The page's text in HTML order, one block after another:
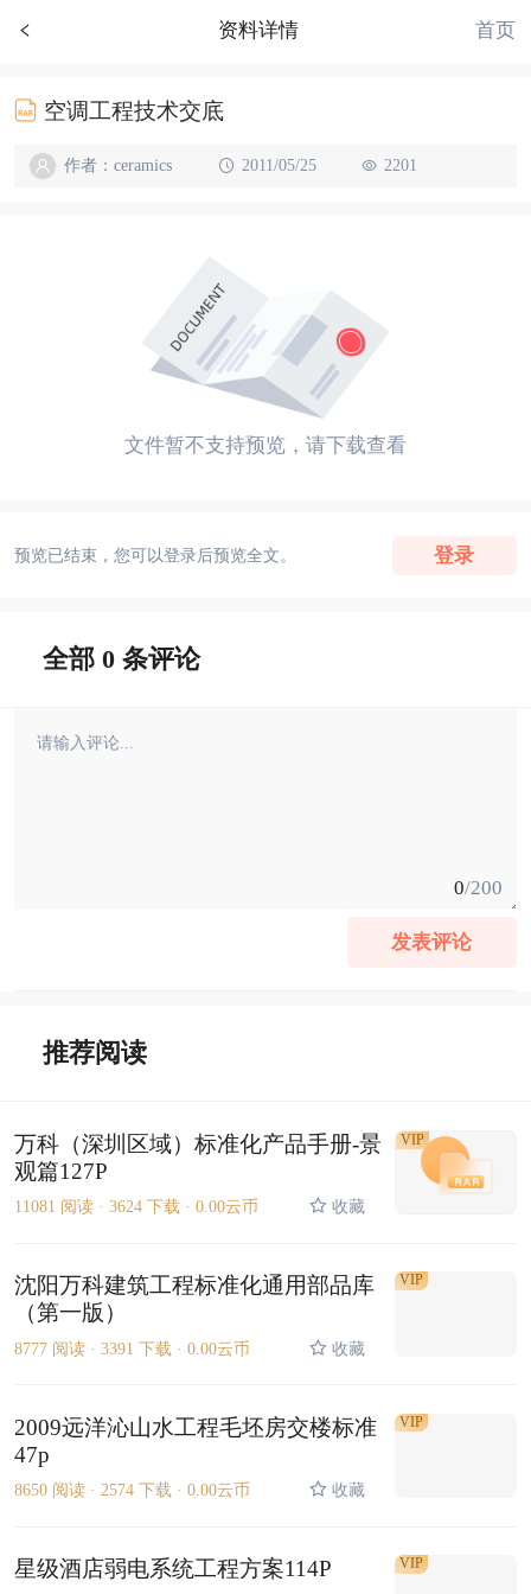
资料详情 首页
空调工程技术交底
作者：ceramics 2011/05/25 2201
文件暂不支持预览，请下载查看
预览已结束，您可以登录后预览全文。 登录
全部 0 条评论
0/200
发表评论
推荐阅读
万科（深圳区域）标准化产品手册-景
观篇127P
11081 阅读 · 3624 下载 · 0.00云币 收藏
VIP
沈阳万科建筑工程标准化通用部品库
（第一版）
8777 阅读 · 3391 下载 · 0.00云币 收藏
VIP
2009远洋沁山水工程毛坯房交楼标准
47p
8650 阅读 · 2574 下载 · 0.00云币 收藏
VIP
星级酒店弱电系统工程方案114P VIP